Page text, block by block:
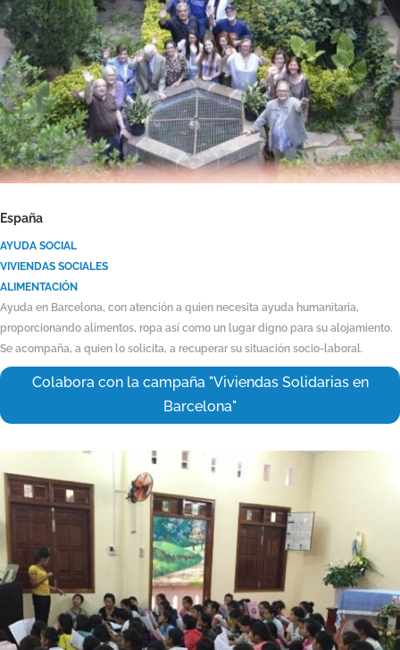
España
AYUDA SOCIAL
VIVIENDAS SOCIALES
ALIMENTACIÓN
Ayuda en Barcelona, con atención a quien necesita ayuda humanitaria,
proporcionando alimentos, ropa así como un lugar digno para su alojamiento.
Se acompaña, a quien lo solicita, a recuperar su situación socio-laboral.
Colabora con la campaña "Viviendas Solidarias en
Barcelona"